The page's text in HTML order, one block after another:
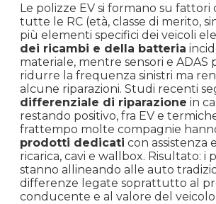
Le polizze EV si formano su fattori
tutte le RC (età, classe di merito,
più elementi specifici dei veicoli
dei ricambi e della batteria
materiale, mentre sensori e ADAS
ridurre la frequenza sinistri ma
alcune riparazioni. Studi recenti
differenziale di riparazione in
restando positivo, fra EV e
frattempo molte compagnie
prodotti dedicati con assistenza
ricarica, cavi e wallbox. Risultato: i
stanno allineando alle auto
differenze legate soprattutto al
conducente e al valore del veicolo.